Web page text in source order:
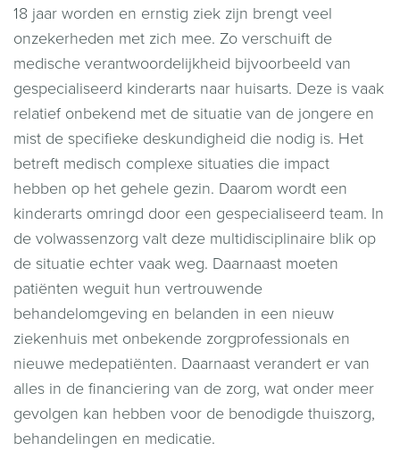
18 jaar worden en ernstig ziek zijn brengt veel
onzekerheden met zich mee. Zo verschuift de
medische verantwoordelijkheid bijvoorbeeld van
gespecialiseerd kinderarts naar huisarts. Deze is vaak
relatief onbekend met de situatie van de jongere en
mist de specifieke deskundigheid die nodig is. Het
betreft medisch complexe situaties die impact
hebben op het gehele gezin. Daarom wordt een
kinderarts omringd door een gespecialiseerd team. In
de volwassenzorg valt deze multidisciplinaire blik op
de situatie echter vaak weg. Daarnaast moeten
patiënten weguit hun vertrouwende
behandelomgeving en belanden in een nieuw
ziekenhuis met onbekende zorgprofessionals en
nieuwe medepatiënten. Daarnaast verandert er van
alles in de financiering van de zorg, wat onder meer
gevolgen kan hebben voor de benodigde thuiszorg,
behandelingen en medicatie.